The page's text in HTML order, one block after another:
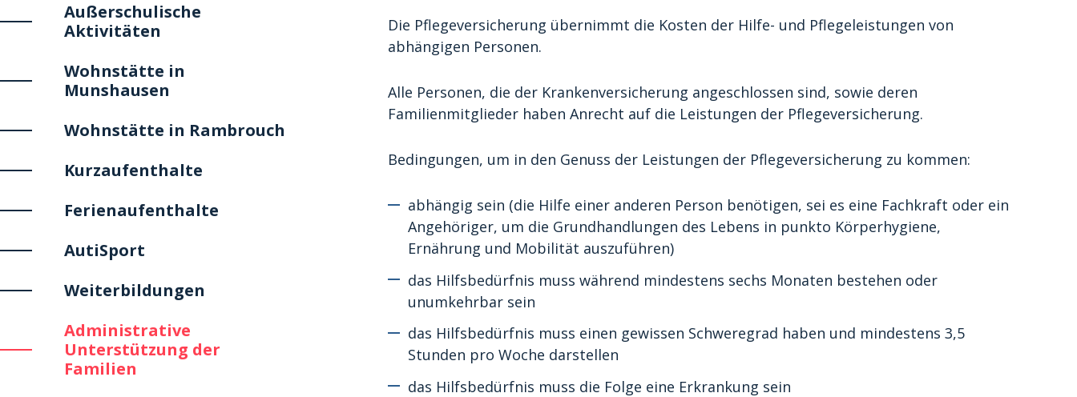
Außerschulische
Aktivitäten
Wohnstätte in
Munshausen
Wohnstätte in Rambrouch
Kurzaufenthalte
Ferienaufenthalte
AutiSport
Weiterbildungen
Administrative
Unterstützung der
Familien
Die Pflegeversicherung übernimmt die Kosten der Hilfe- und Pflegeleistungen von
abhängigen Personen.
Alle Personen, die der Krankenversicherung angeschlossen sind, sowie deren
Familienmitglieder haben Anrecht auf die Leistungen der Pflegeversicherung.
Bedingungen, um in den Genuss der Leistungen der Pflegeversicherung zu kommen:
abhängig sein (die Hilfe einer anderen Person benötigen, sei es eine Fachkraft oder ein
Angehöriger, um die Grundhandlungen des Lebens in punkto Körperhygiene,
Ernährung und Mobilität auszuführen)
das Hilfsbedürfnis muss während mindestens sechs Monaten bestehen oder
unumkehrbar sein
das Hilfsbedürfnis muss einen gewissen Schweregrad haben und mindestens 3,5
Stunden pro Woche darstellen
das Hilfsbedürfnis muss die Folge eine Erkrankung sein